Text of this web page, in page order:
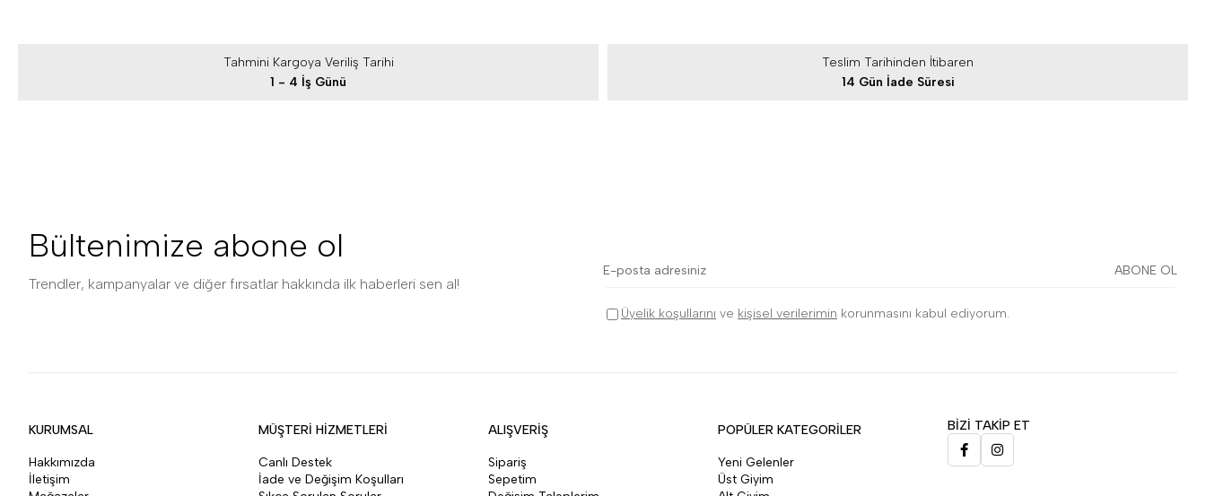
Tahmini Kargoya Veriliş Tarihi
1 - 4 İş Günü
Teslim Tarihinden İtibaren
14 Gün İade Süresi
Bültenimize abone ol
Trendler, kampanyalar ve diğer fırsatlar hakkında ilk haberleri sen al!
ABONE OL
Üyelik koşullarını ve kişisel verilerimin korunmasını kabul ediyorum.
KURUMSAL
Hakkımızda
İletişim
MÜŞTERİ HİZMETLERİ
Canlı Destek
İade ve Değişim Koşulları
ALIŞVERİŞ
Sipariş
Sepetim
POPÜLER KATEGORİLER
Yeni Gelenler
Üst Giyim
BİZİ TAKİP ET